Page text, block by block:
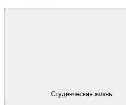
Студенческая жизнь